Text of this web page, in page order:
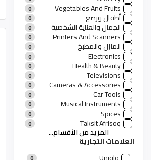
Vegetables And Fruits
0
أطفال ورضع 0
الجمال والعناية الشخصية 0
Printers And Scanners
0
المنزل والمطبخ 0
Electronics
0
Health & Beauty
0
Televisions
0
Cameras & Accessories
0
Car Tools
0
Musical Instruments
0
Spices
0
Taksit Afrisoq
0
منتجات رجالية
منتجات نسائية
0
المزيد من الأقسام...
العلامات التجارية